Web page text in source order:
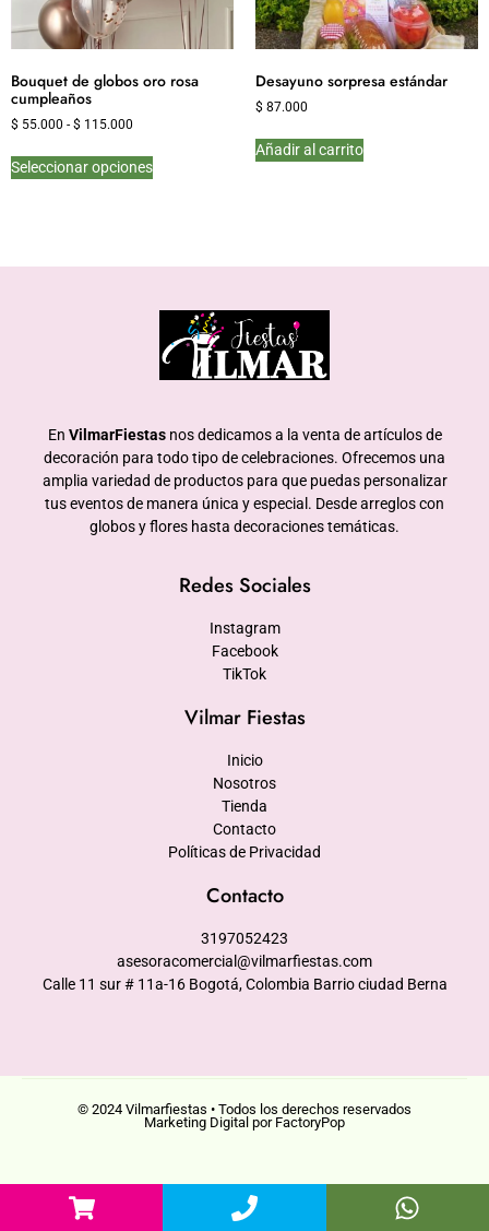
Bouquet de globos oro rosa
cumpleaños
$ 55.000 - $ 115.000
Seleccionar opciones
Desayuno sorpresa estándar
$ 87.000
Añadir al carrito
En VilmarFiestasnos dedicamos a la venta de artículos de
decoración para todo tipo de celebraciones. Ofrecemos una
amplia variedad de productos para que puedas personalizar
tus eventos de manera única y especial. Desde arreglos con
globos y flores hasta decoraciones temáticas.
Redes Sociales
Instagram
Facebook
TikTok
Vilmar Fiestas
Inicio
Nosotros
Tienda
Contacto
Políticas de Privacidad
Contacto
3197052423
asesoracomercial@vilmarfiestas.com
Calle 11 sur # 11a-16 Bogotá, Colombia Barrio ciudad Berna
© 2024 Vilmarfiestas • Todos los derechos reservados
Marketing Digital por FactoryPop